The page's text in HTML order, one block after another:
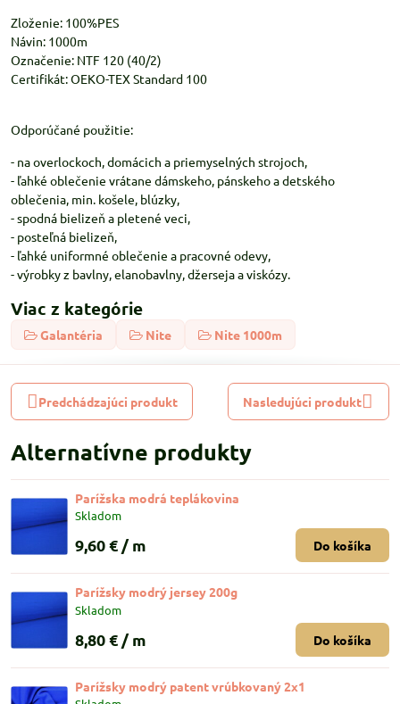
Zloženie: 100%PES
Návin: 1000m
Označenie: NTF 120 (40/2)
Certifikát: OEKO-TEX Standard 100
Odporúčané použitie:
- na overlockoch, domácich a priemyselných strojoch,
- ľahké oblečenie vrátane dámskeho, pánskeho a detského
oblečenia, min. košele, blúzky,
- spodná bielizeň a pletené veci,
- posteľná bielizeň,
- ľahké uniformné oblečenie a pracovné odevy,
- výrobky z bavlny, elanobavlny, džerseja a viskózy.
Viac z kategórie
Galantéria Nite Nite 1000m
Predchádzajúci produkt Nasledujúci produkt
Alternatívne produkty
Parížska modrá teplákovina
Skladom
9,60 € / m Do košíka
Parížsky modrý jersey 200g
Skladom
8,80 € / m Do košíka
Parížsky modrý patent vrúbkovaný 2x1